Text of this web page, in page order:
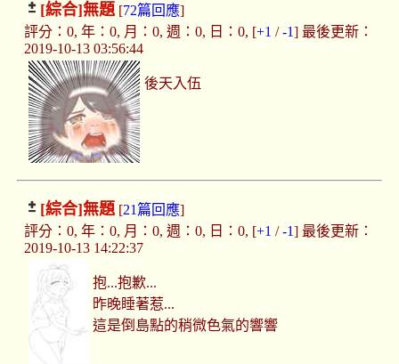
[綜合]無題[72篇回應]
評分：0, 年：0, 月：0, 週：0, 日：0, [+1 /-1] 最後更新：
2019-10-13 03:56:44
後天入伍
[綜合]無題[21篇回應]
評分：0, 年：0, 月：0, 週：0, 日：0, [+1 /-1] 最後更新：
2019-10-13 14:22:37
抱...抱歉...
昨晚睡著惹...
這是倒島點的稍微色氣的響響